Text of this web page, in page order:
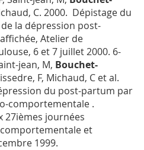
C. 2000. Dépistage du
la dépression post-
Atelier de
6 et 7 juillet 2000. 6-
jean, M, Bouchet-
F, Michaud, C et al.
du post-partum par
comportementale .
27ièmes journées
et
1999.